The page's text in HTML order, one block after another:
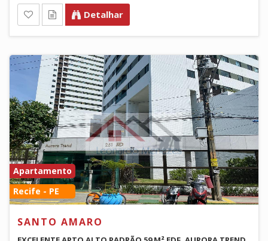
Detalhar
Apartamento
Recife - PE
SANTO AMARO